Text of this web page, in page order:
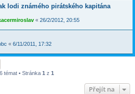
lodi známého pirátského kapitána
« 26/2/2012, 20:55
« 6/11/2011, 17:32
témat • Stránka 1 z 1
Přejít na